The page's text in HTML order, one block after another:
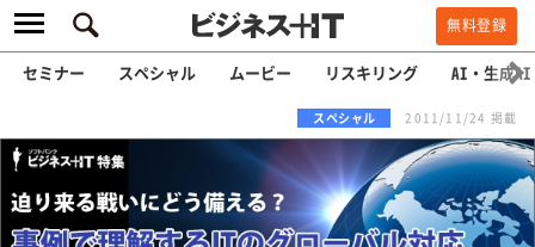
無料登録
セミナー スペシャル ムービー リスキリング AI・生成AI
スペシャル 2011/11/24 掲載